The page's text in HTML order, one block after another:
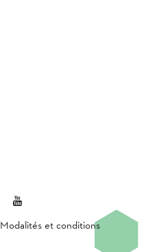
Modalités et conditions